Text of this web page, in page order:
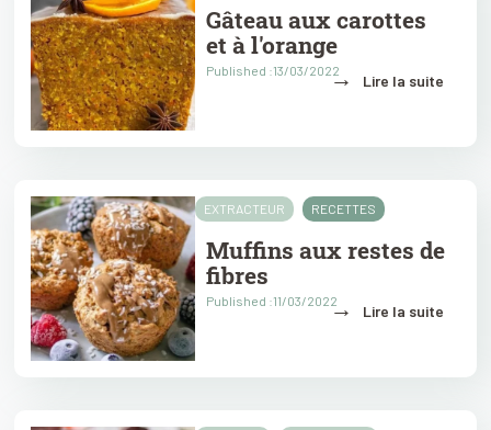
Gâteau aux carottes
et à l'orange
Published :13/03/2022→ Lire la suite
EXTRACTEUR RECETTES
Muffins aux restes de
fibres
Published :11/03/2022→ Lire la suite